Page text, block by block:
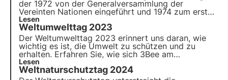
der 1972 von der Generalversammlung der
Vereinten Nationen eingeführt und 1974 zum ersten
Mal begangen wurde, als ein Slogan geprägt
wurde, der die Bedeutung dieses Ereignisses sehr
deutlich macht: "Nur eine Erde".
Lesen
Weltumwelttag 2023
Der Weltumwelttag 2023 erinnert uns daran, wie
wichtig es ist, die Umwelt zu schützen und zu
erhalten. Erfahren Sie, wie sich 3Bee am
Weltumwelttag konkret für den Erhalt der Umwelt
und den Schutz der biologischen Vielfalt einsetzt.
Lesen
Weltnaturschutztag 2024